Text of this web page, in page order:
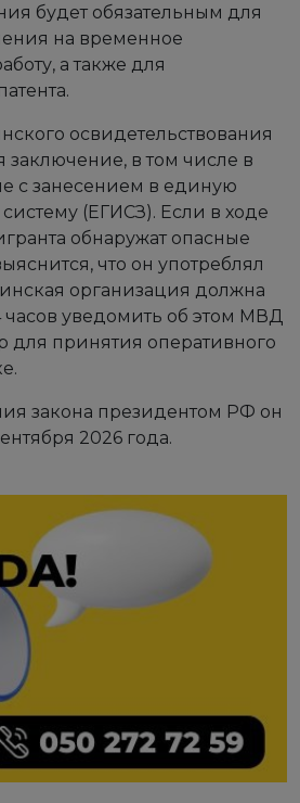
будет обязательным для
на временное
а также для
освидетельствования
заключение, в том числе в
с занесением в единую
(ЕГИСЗ). Если в ходе
обнаружат опасные
что он употреблял
организация должна
часов уведомить об этом МВД
для принятия оперативного
закона президентом РФ он
2026 года.